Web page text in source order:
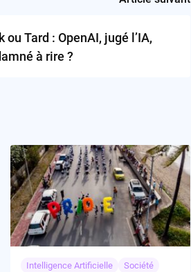
ou Tard : OpenAI, jugé l’IA,
à rire ?
Intelligence Artificielle Société